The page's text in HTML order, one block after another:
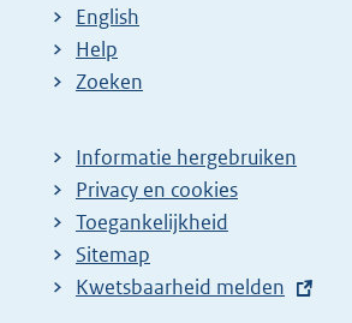
o
English
Help
Zoeken
Informatie hergebruiken
Privacy en cookies
Toegankelijkheid
Sitemap
E
Kwetsbaarheid melden